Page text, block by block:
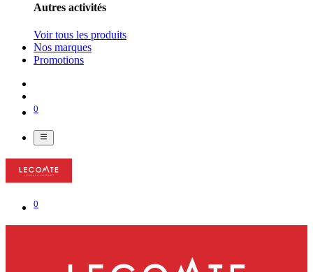
Autres activités
Voir tous les produits
Nos marques
Promotions
0
0